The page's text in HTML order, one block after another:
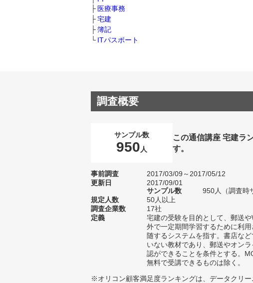
医療事務
宅建
簿記
ITパスポート
調査概要
サンプル数
950 人
この通信講座 宅建ラ
す。
事前調査
2017/03/09～2017/05/12
更新日
2017/09/01
サンプル数
950人（調査時
規定人数
50人以上
調査企業数
17社
定義
宅建の受験を目的として、郵送
外で一定期間学習するために利
随するシステムを指す。書店な
いない教材であり、郵送やオン
認ができることを条件とする。
無料で受講できるものは除く。
※オリコン顧客満足度ランキングは、データクリ